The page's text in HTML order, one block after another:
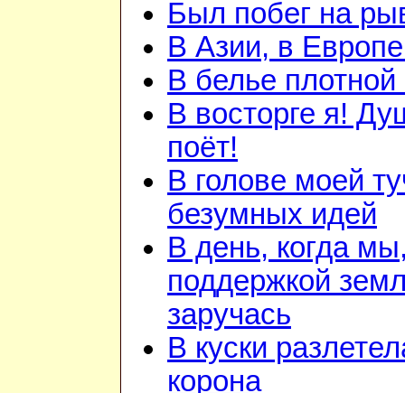
Был побег на
В Азии, в
В белье плотной
В восторге я!
поёт!
В голове моей
безумных идей
В день, когда
поддержкой
заручась
В куски
корона